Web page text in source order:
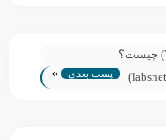
پست بعدی »